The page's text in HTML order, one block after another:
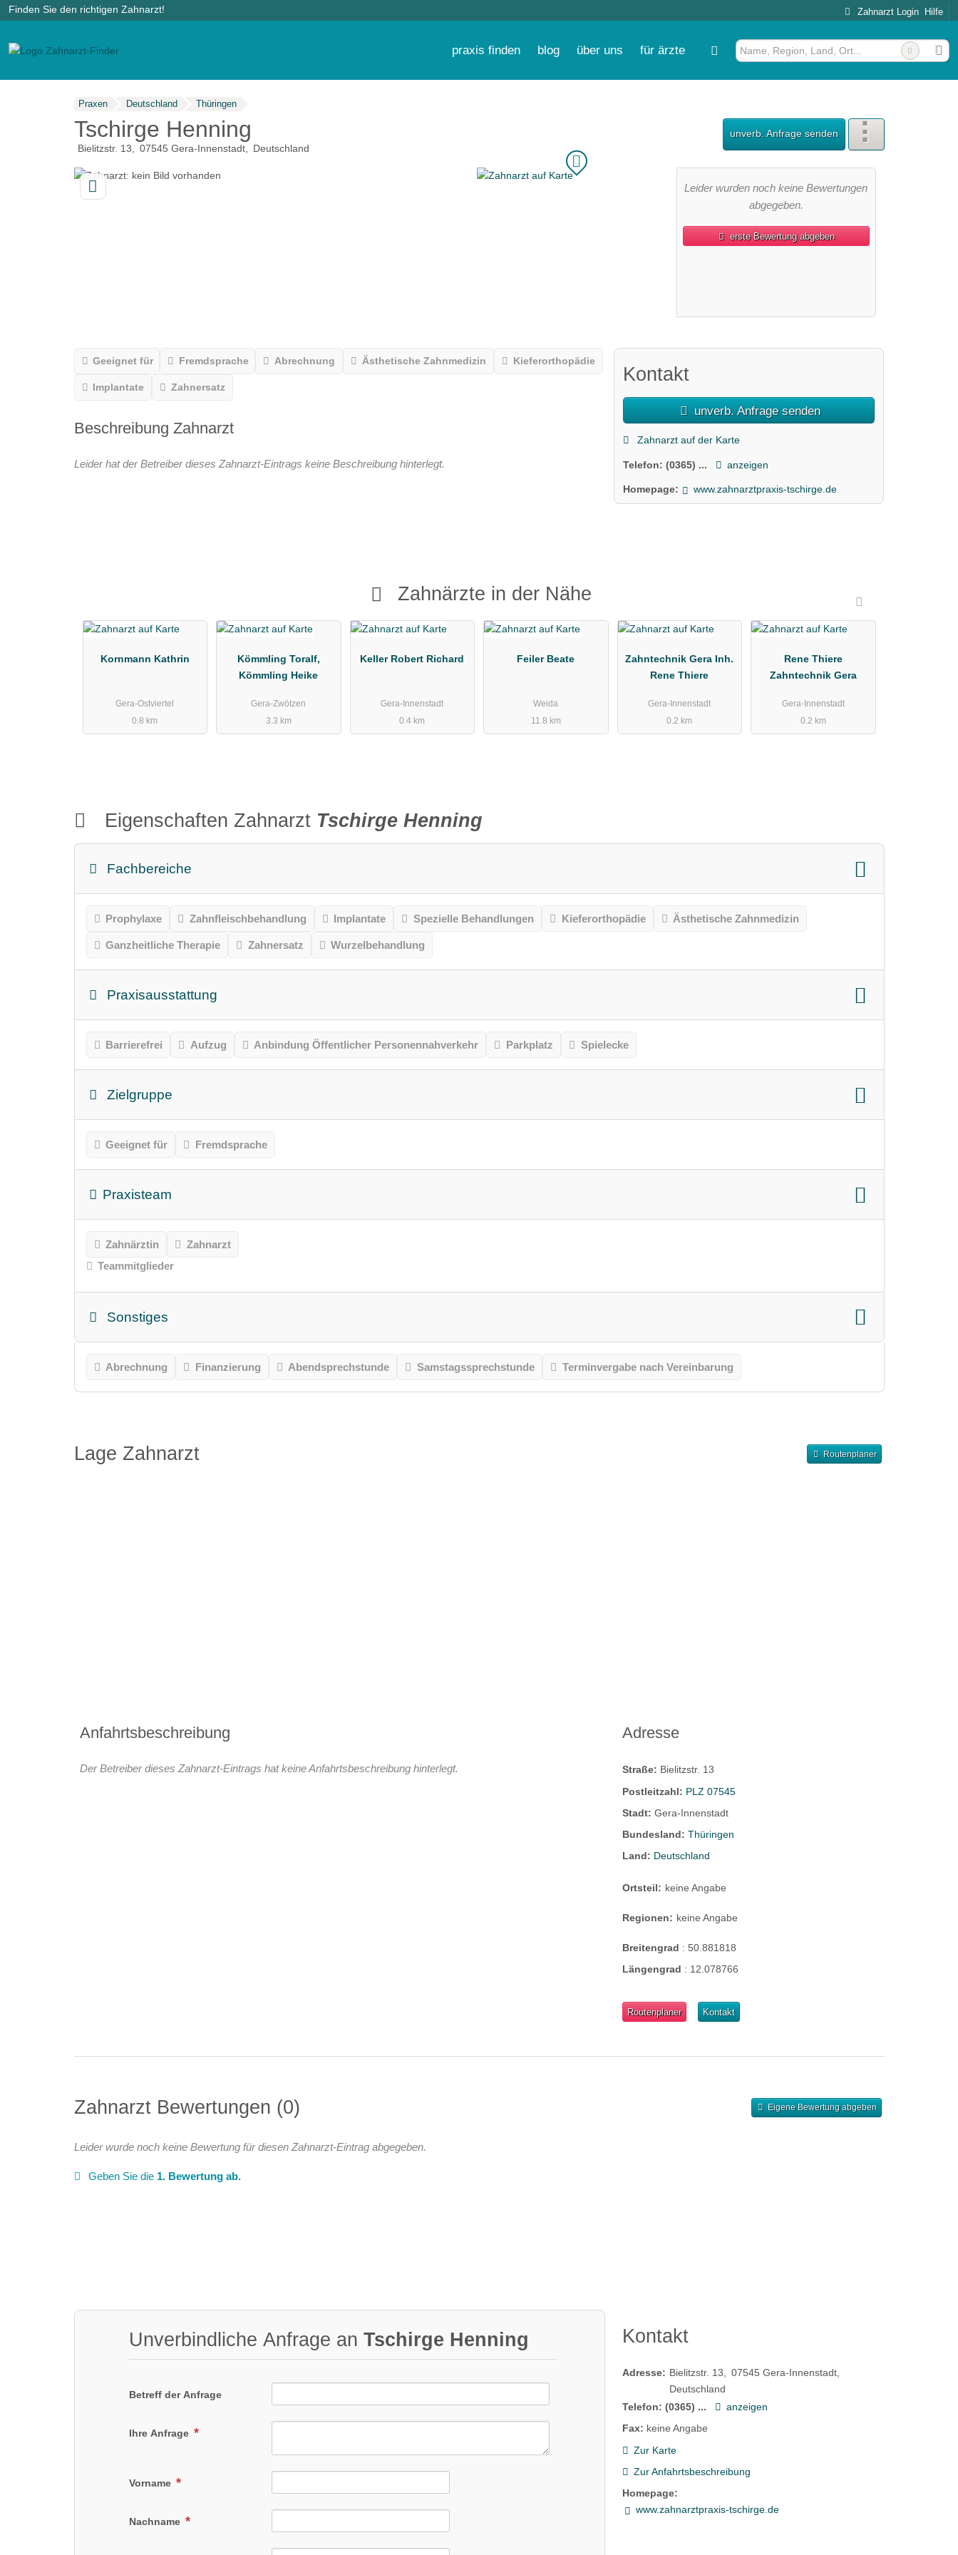
Finden Sie den richtigen Zahnarzt! Zahnarzt Login Hilfe
praxis finden blog über uns für ärzte
Praxen Deutschland Thüringen
Tschirge Henning
Bielitzstr. 13 07545 Gera-Innenstadt Deutschland
unverb. Anfrage senden
Leider wurden noch keine Bewertungen
abgegeben.
erste Bewertung abgeben
Geeignet für Fremdsprache Abrechnung Ästhetische Zahnmedizin Kieferorthopädie
Implantate Zahnersatz
Beschreibung Zahnarzt
Leider hat der Betreiber dieses Zahnarzt-Eintrags keine Beschreibung hinterlegt.
Kontakt
unverb. Anfrage senden
Zahnarzt auf der Karte
Telefon:(0365) ... anzeigen
Homepage: www.zahnarztpraxis-tschirge.de
Zahnärzte in der Nähe
Kornmann Kathrin
Gera-Ostviertel
0.8 km
Kömmling Toralf,
Kömmling Heike
Gera-Zwötzen
3.3 km
Keller Robert Richard
Gera-Innenstadt
0.4 km
Feiler Beate
Weida
11.8 km
Zahntechnik Gera Inh.
Rene Thiere
Gera-Innenstadt
0.2 km
Rene Thiere
Zahntechnik Gera
Gera-Innenstadt
0.2 km
Eigenschaften Zahnarzt Tschirge Henning
Fachbereiche
Prophylaxe Zahnfleischbehandlung Implantate Spezielle Behandlungen Kieferorthopädie Ästhetische Zahnmedizin
Ganzheitliche Therapie Zahnersatz Wurzelbehandlung
Praxisausstattung
Barrierefrei Aufzug Anbindung Öffentlicher Personennahverkehr Parkplatz Spielecke
Zielgruppe
Geeignet für Fremdsprache
Praxisteam
Zahnärztin
Zahnarzt
Teammitglieder
Sonstiges
Abrechnung Finanzierung Abendsprechstunde Samstagssprechstunde Terminvergabe nach Vereinbarung
Lage Zahnarzt Routenplaner
Anfahrtsbeschreibung
Der Betreiber dieses Zahnarzt-Eintrags hat keine Anfahrtsbeschreibung hinterlegt.
Adresse
Straße: Bielitzstr. 13
Postleitzahl: PLZ 07545
Stadt:Gera-Innenstadt
Bundesland:Thüringen
Land: Deutschland
Ortsteil: keine Angabe
Regionen: keine Angabe
Breitengrad :50.881818
Längengrad : 12.078766
Routenplaner Kontakt
Zahnarzt Bewertungen 0 Eigene Bewertung abgeben
Leider wurde noch keine Bewertung für diesen Zahnarzt-Eintrag abgegeben.
Geben Sie die 1. Bewertung ab.
Unverbindliche Anfrage anTschirge Henning
Betreff der Anfrage
Ihre Anfrage
Vorname
Nachname
Kontakt
Adresse: Bielitzstr. 13 07545 Gera-Innenstadt
Deutschland
Telefon: (0365) ...
anzeigen
Fax: keine Angabe
Zur Karte
Zur Anfahrtsbeschreibung
Homepage:
www.zahnarztpraxis-tschirge.de